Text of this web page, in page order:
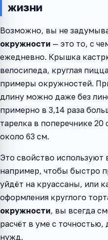
жизни
Возможно, вы не
окружности — это то, с
ежедневно. Крышка
велосипеда, круглая
примеры окружностей.
длину можно даже без
примерно в 3,14 раза
тарелка в поперечнике
около 63 см.
Это свойство используют
например, чтобы быстро
уйдёт на круассаны, или
оформления круглого
окружности, вы всегда
расчёт в уме с
нужд.